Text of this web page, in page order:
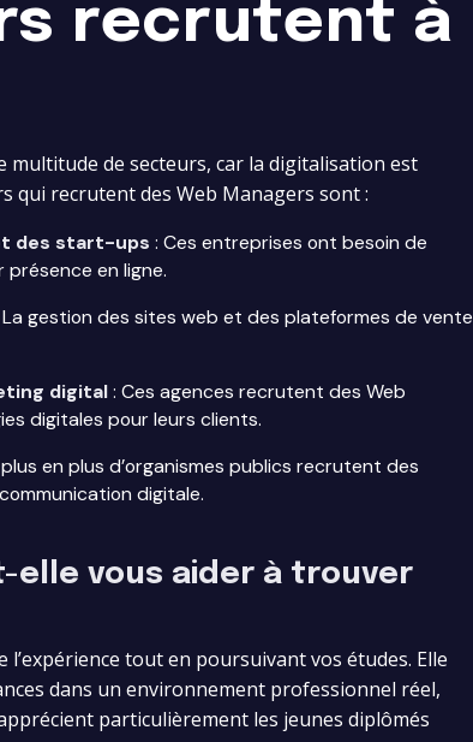
recrutent à
multitude de secteurs, car la digitalisation est
qui recrutent des Web Managers sont :
des start-ups : Ces entreprises ont besoin de
en ligne.
La gestion des sites web et des plateformes de vente
digital: Ces agences recrutent des Web
digitales pour leurs clients.
en plus d’organismes publics recrutent des
digitale.
elle vous aider à trouver
l’expérience tout en poursuivant vos études. Elle
dans un environnement professionnel réel,
particulièrement les jeunes diplômés